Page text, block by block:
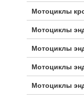
Мотоциклы
Мотоциклы
Мотоциклы
Мотоциклы
Мотоциклы